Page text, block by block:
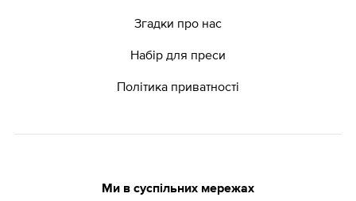
Згадки про нас
Набір для преси
Політика приватності
Ми в суспільних мережах